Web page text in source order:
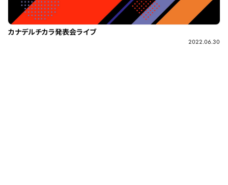
カナデルチカラ発表会ライブ
2022.06.30